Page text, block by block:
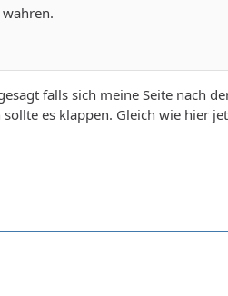
falls sich meine Seite nach
es klappen. Gleich wie hier